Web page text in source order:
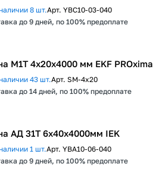
8 шт.Арт. YBC10-03-040
до 9 дней, по 100% предоплате
М1T 4х20х4000 мм EKF PROxima
43 шт.Арт. SM-4x20
до 14 дней, по 100% предоплате
АД 31Т 6х40х4000мм IEK
1 шт.Арт. YBA10-06-040
до 9 дней, по 100% предоплате